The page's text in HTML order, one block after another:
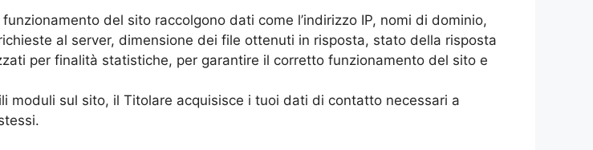
del sito raccolgono dati come l’indirizzo IP, nomi di dominio,
al server, dimensione dei file ottenuti in risposta, stato della risposta
per finalità statistiche, per garantire il corretto funzionamento del sito e
moduli sul sito, il Titolare acquisisce i tuoi dati di contatto necessari a